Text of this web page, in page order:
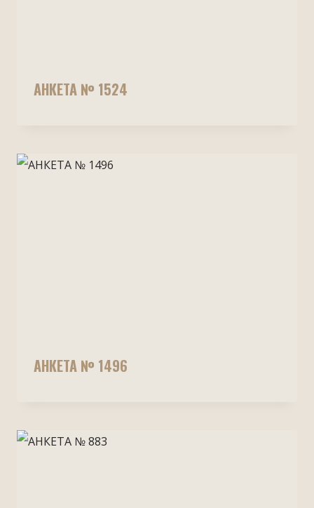
АНКЕТА № 1524
АНКЕТА № 1496